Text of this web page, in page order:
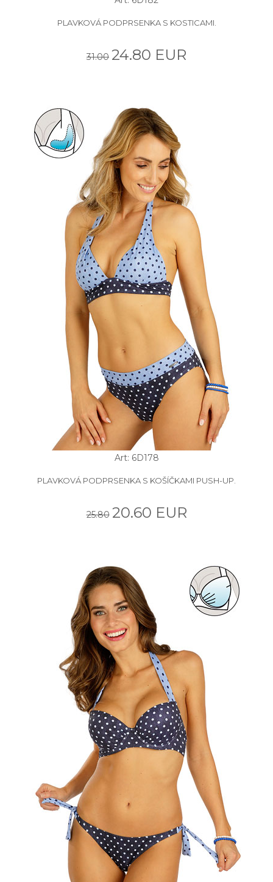
PLAVKOVÁ PODPRSENKA S KOSTICAMI.
31.00 24.80 EUR
Art: 6D178
PLAVKOVÁ PODPRSENKA S KOŠÍČKAMI PUSH-UP.
25.80 20.60 EUR